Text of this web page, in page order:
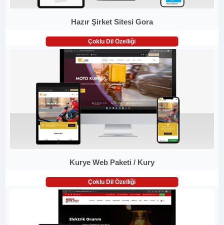
Hazır Şirket Sitesi Gora
Çoklu Dil Özelliği
Kurye Web Paketi / Kury
Çoklu Dil Özelliği